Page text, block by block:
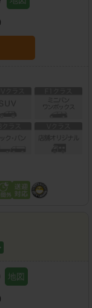
地図